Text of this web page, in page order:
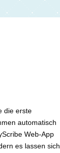
die erste
automatisch
Web-App
es lassen sich